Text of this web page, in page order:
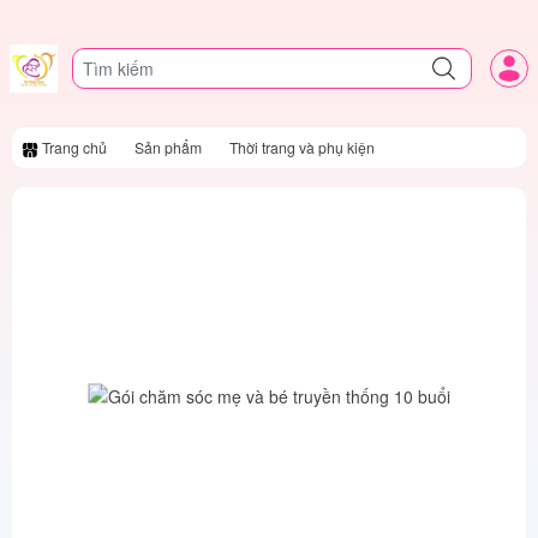
Trang chủ Sản phẩm Thời trang và phụ kiện